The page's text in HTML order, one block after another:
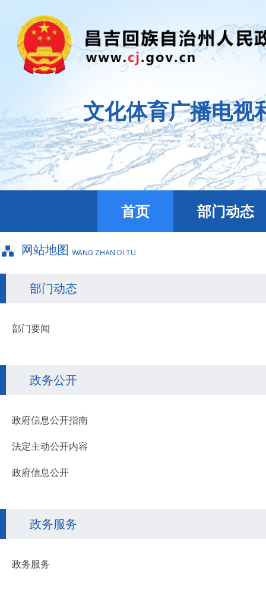
文化体育广播电视
首页 部门动态
网站地图 WANG ZHAN DI TU
部门动态
部门要闻
政务公开
政府信息公开指南
法定主动公开内容
政府信息公开
政务服务
政务服务